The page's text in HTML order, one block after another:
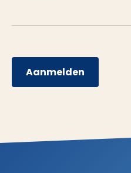
Aanmelden